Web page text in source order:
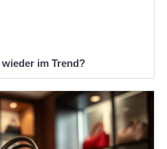
im Trend?